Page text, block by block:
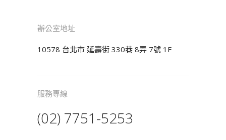
辦公室地址
10578 台北市 延壽街 330巷 8弄 7號 1F
服務專線
(02) 7751-5253